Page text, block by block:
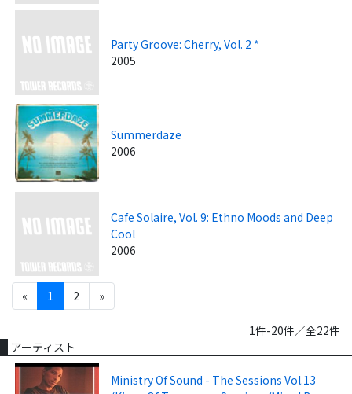
Party Groove: Cherry, Vol. 2 *
2005
Summerdaze
2006
Cafe Solaire, Vol. 9: Ethno Moods and Deep
Cool
2006
« 1 2 »
1件-20件／全22件
アーティスト
Ministry Of Sound - The Sessions Vol.13